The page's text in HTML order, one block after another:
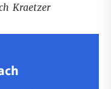
Kraetzer